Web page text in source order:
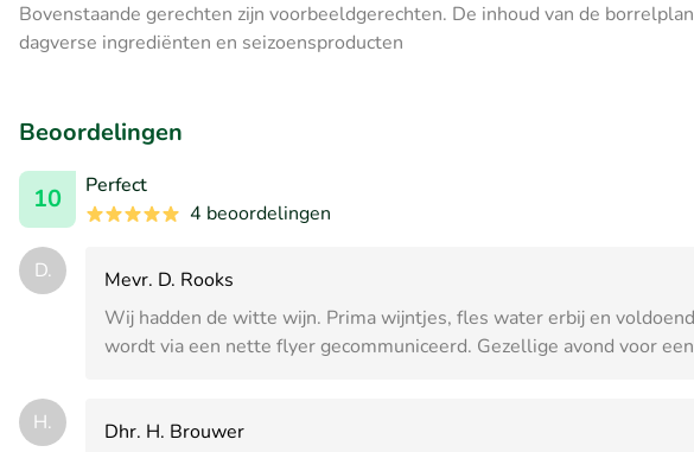
Bovenstaande gerechten zijn voorbeeldgerechten. De inhoud van de
dagverse ingrediënten en seizoensproducten
Beoordelingen
10
Perfect
4 beoordelingen
D.
Mevr. D. Rooks
Wij hadden de witte wijn. Prima wijntjes, fles water erbij en
wordt via een nette flyer gecommuniceerd. Gezellige avond voor
H.
Dhr. H. Brouwer